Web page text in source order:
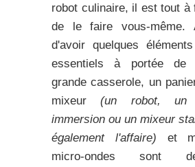
robot culinaire, il est tout à
de le faire vous-même.
d'avoir quelques
essentiels à portée de
grande casserole, un
mixeur(un robot, un
immersion ou un mixeur
également l'affaire) et
micro-ondes sont